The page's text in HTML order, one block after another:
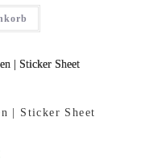
| Sticker Sheet